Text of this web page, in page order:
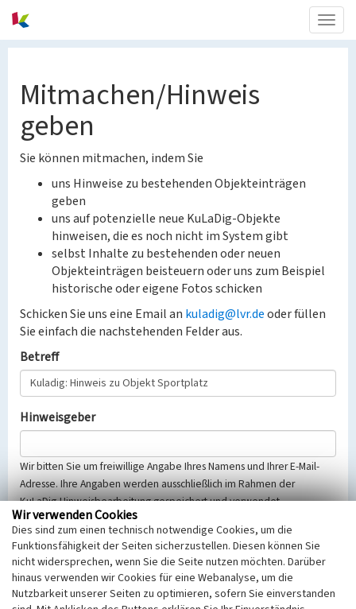
Mitmachen/Hinweis
geben
Sie können mitmachen, indem Sie
uns Hinweise zu bestehenden Objekteinträgen
geben
uns auf potenzielle neue KuLaDig-Objekte
hinweisen, die es noch nicht im System gibt
selbst Inhalte zu bestehenden oder neuen
Objekteinträgen beisteuern oder uns zum Beispiel
historische oder eigene Fotos schicken
Schicken Sie uns eine Email an kuladig@lvr.deoder füllen
Sie einfach die nachstehenden Felder aus.
Betreff
Hinweisgeber
Wir bitten Sie um freiwillige Angabe Ihres Namens und Ihrer E-Mail-
Adresse. Ihre Angaben werden ausschließlich im Rahmen der
KuLaDig-Hinweisbearbeitung gespeichert und verwendet.
Selbstverständlich werden diese entsprechend der Vorschriften des
Telemediengesetzes, des Datenschutzgesetzes NRW und der seit
dem 25.05.2018 gültigen Europäischen Datenschutzgrundverordnung
(EU-DSGVO) vertraulich behandelt, beachten Sie bitte unsere
Hinweise zumDatenschutz
Wir verwenden Cookies
Dies sind zum einen technisch notwendige Cookies, um die
Funktionsfähigkeit der Seiten sicherzustellen. Diesen können Sie
nicht widersprechen, wenn Sie die Seite nutzen möchten. Darüber
hinaus verwenden wir Cookies für eine Webanalyse, um die
Nutzbarkeit unserer Seiten zu optimieren, sofern Sie einverstanden